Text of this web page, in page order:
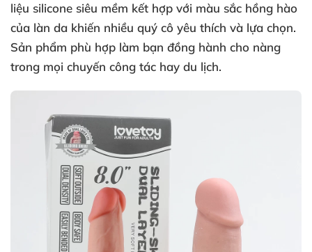
liệu silicone siêu mềm kết hợp với màu sắc hồng hào
của làn da khiến nhiều quý cô yêu thích và lựa chọn.
Sản phẩm phù hợp làm bạn đồng hành cho nàng
trong mọi chuyến công tác hay du lịch.